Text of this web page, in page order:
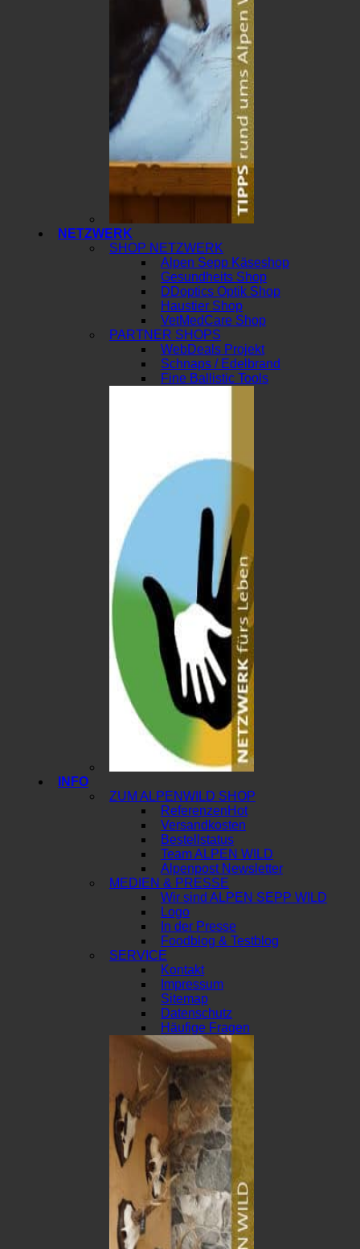
NETZWERK
SHOP NETZWERK
Alpen Sepp Käseshop
Gesundheits Shop
DDoptics Optik Shop
Haustier Shop
VetMedCare Shop
PARTNER SHOPS
WebDeals Projekt
Schnaps / Edelbrand
Fine Ballistic Tools
INFO
ZUM ALPENWILD SHOP
Referenzen
Versandkosten
Bestellstatus
Team ALPEN WILD
Alpenpost Newsletter
MEDIEN & PRESSE
Wir sind ALPEN SEPP WILD
Logo
In der Presse
Foodblog & Testblog
SERVICE
Kontakt
Impressum
Sitemap
Datenschutz
Häufige Fragen